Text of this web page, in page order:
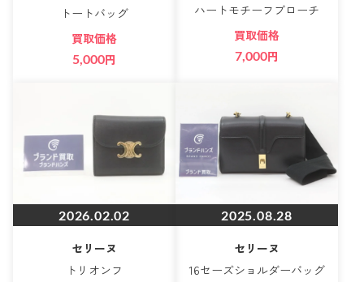
トートバッグ
買取価格
5,000円
ハートモチーフブローチ
買取価格
7,000円
2026.02.02
セリーヌ
トリオンフ
2025.08.28
セリーヌ
16セーズショルダーバッグ